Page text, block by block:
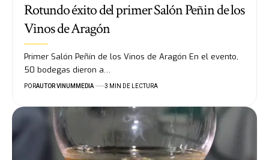
Rotundo éxito del primer Salón Peñin de los
Vinos de Aragón
Primer Salón Peñín de los Vinos de Aragón En el evento,
50 bodegas dieron a…
PORAUTOR VINUMMEDIA 3 MIN DE LECTURA